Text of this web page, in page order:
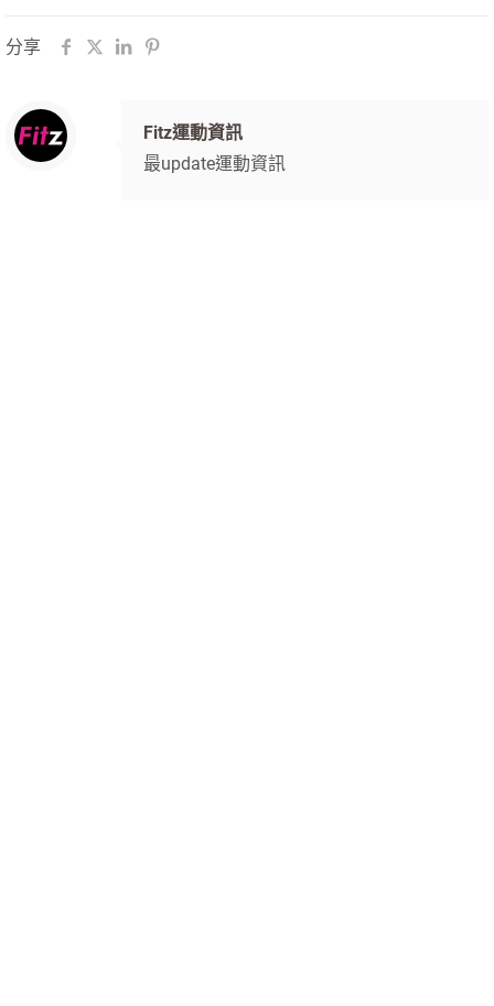
分享
Fitz運動資訊
最update運動資訊